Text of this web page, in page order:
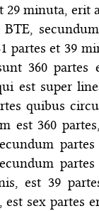
29 minuta, erit
partes et 39
360 partes
est super
quibus
est 360
est 39
sex partes